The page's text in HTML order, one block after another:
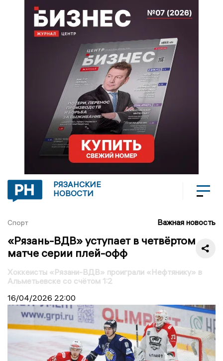
РЯЗАНСКИЕ
НОВОСТИ
Спорт Важная новость
«Рязань-ВДВ» уступает в четвёртом
матче серии плей-офф
Хоккеисты «Рязани-ВДВ» проиграли «Нефтянику» в
Альметьевске со счётом 1:2
16/04/2026 22:00